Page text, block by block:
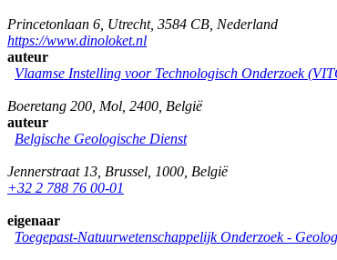
Princetonlaan 6 Utrecht, 3584 CB Nederland
https://www.dinoloket.nl
auteur
Vlaamse Instelling voor Technologisch Onderzoek
Boeretang 200 Mol 2400 België
auteur
Belgische Geologische Dienst
Jennerstraat 13 Brussel 1000 België
+32 2 788 76 00-01
eigenaar
Toegepast-Natuurwetenschappelijk Onderzoek -